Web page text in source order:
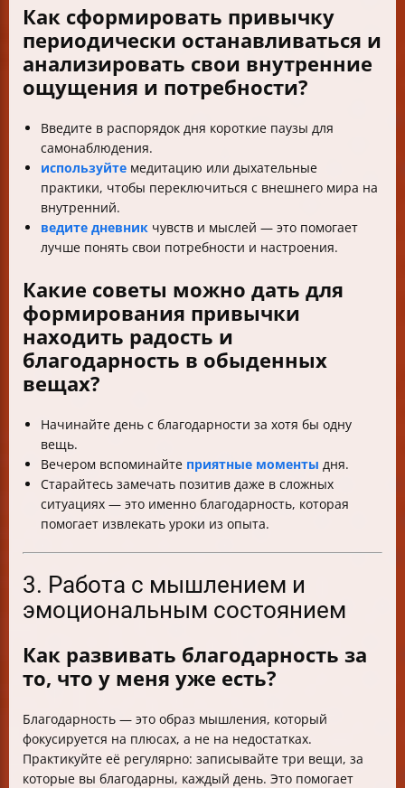
Как сформировать привычку
периодически останавливаться и
анализировать свои внутренние
ощущения и потребности?
Введите в распорядок дня короткие паузы для
самонаблюдения.
используйте медитацию или дыхательные
практики, чтобы переключиться с внешнего мира на
внутренний.
ведите дневник чувств и мыслей — это помогает
лучше понять свои потребности и настроения.
Какие советы можно дать для
формирования привычки
находить радость и
благодарность в обыденных
вещах?
Начинайте день с благодарности за хотя бы одну
вещь.
Вечером вспоминайте приятные моменты дня.
Старайтесь замечать позитив даже в сложных
ситуациях — это именно благодарность, которая
помогает извлекать уроки из опыта.
3. Работа с мышлением и
эмоциональным состоянием
Как развивать благодарность за
то, что у меня уже есть?
Благодарность — это образ мышления, который
фокусируется на плюсах, а не на недостатках.
Практикуйте её регулярно: записывайте три вещи, за
которые вы благодарны, каждый день. Это помогает